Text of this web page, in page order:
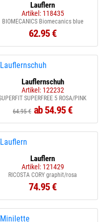
Lauflern
Artikel: 118435
BIOMECANICS Biomecanics blue
62.95 €
Lauflernschuh
Artikel: 122232
SUPERFREE 5 ROSA/PINK
64.95 € ab 54.95 €
Lauflern
Artikel: 121429
RICOSTA CORY graphit/rosa
74.95 €